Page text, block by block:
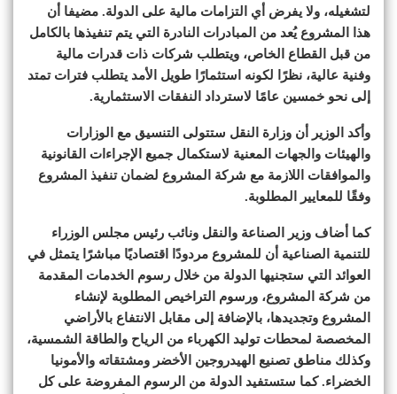
لتشغيله، ولا يفرض أي التزامات مالية على الدولة. مضيفا أن
هذا المشروع يُعد من المبادرات النادرة التي يتم تنفيذها بالكامل
من قبل القطاع الخاص، ويتطلب شركات ذات قدرات مالية
وفنية عالية، نظرًا لكونه استثمارًا طويل الأمد يتطلب فترات تمتد
إلى نحو خمسين عامًا لاسترداد النفقات الاستثمارية.
وأكد الوزير أن وزارة النقل ستتولى التنسيق مع الوزارات
والهيئات والجهات المعنية لاستكمال جميع الإجراءات القانونية
والموافقات اللازمة مع شركة المشروع لضمان تنفيذ المشروع
وفقًا للمعايير المطلوبة.
كما أضاف وزير الصناعة والنقل ونائب رئيس مجلس الوزراء
للتنمية الصناعية أن للمشروع مردودًا اقتصاديًا مباشرًا يتمثل في
العوائد التي ستجنيها الدولة من خلال رسوم الخدمات المقدمة
من شركة المشروع، ورسوم التراخيص المطلوبة لإنشاء
المشروع وتجديدها، بالإضافة إلى مقابل الانتفاع بالأراضي
المخصصة لمحطات توليد الكهرباء من الرياح والطاقة الشمسية،
وكذلك مناطق تصنيع الهيدروجين الأخضر ومشتقاته والأمونيا
الخضراء. كما ستستفيد الدولة من الرسوم المفروضة على كل